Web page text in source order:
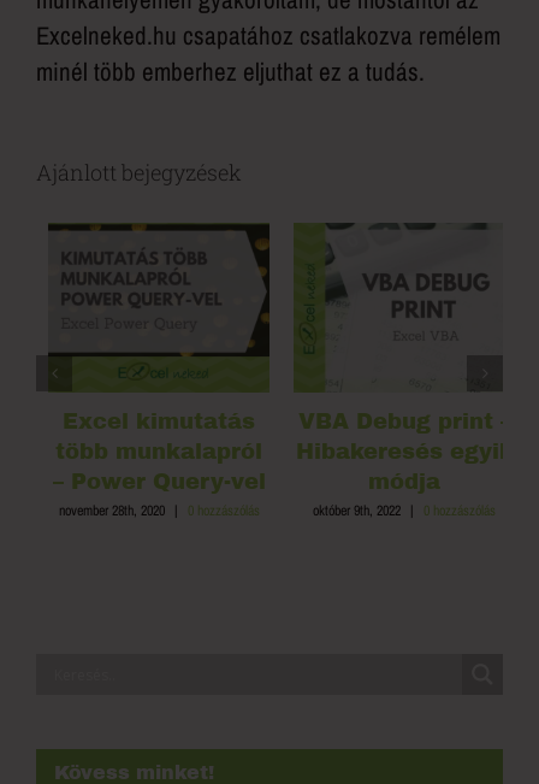
Excelneked.hu csapatához csatlakozva remélem
minél több emberhez eljuthat ez a tudás.
Ajánlott bejegyzések
Excel kimutatás
több munkalapról
– Power Query-vel
november 28th, 2020 | 0 hozzászólás
VBA Debug print –
Hibakeresés egyik
módja
október 9th, 2022 | 0 hozzászólás
Kövess minket!